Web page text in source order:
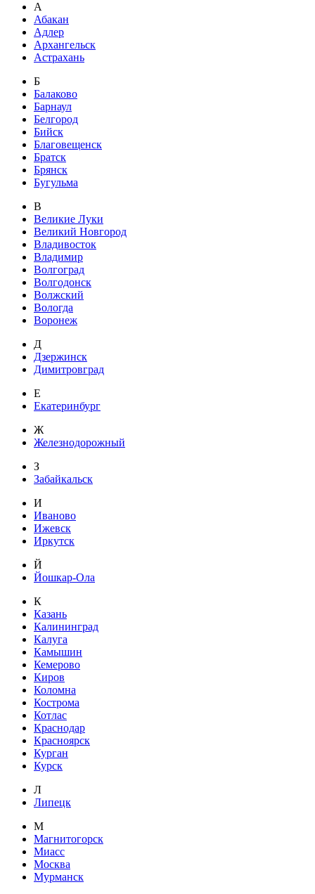
А
Абакан
Адлер
Архангельск
Астрахань
Б
Балаково
Барнаул
Белгород
Бийск
Благовещенск
Братск
Брянск
Бугульма
В
Великие Луки
Великий Новгород
Владивосток
Владимир
Волгоград
Волгодонск
Волжский
Вологда
Воронеж
Д
Дзержинск
Димитровград
Е
Екатеринбург
Ж
Железнодорожный
З
Забайкальск
И
Иваново
Ижевск
Иркутск
Й
Йошкар-Ола
К
Казань
Калининград
Калуга
Камышин
Кемерово
Киров
Коломна
Кострома
Котлас
Краснодар
Красноярск
Курган
Курск
Л
Липецк
М
Магнитогорск
Миасс
Москва
Мурманск